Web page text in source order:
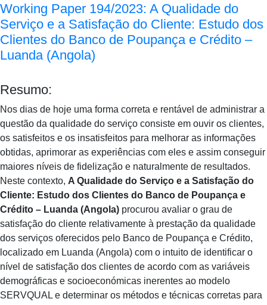
Working Paper 194/2023: A Qualidade do
Serviço e a Satisfação do Cliente: Estudo dos
Clientes do Banco de Poupança e Crédito –
Luanda (Angola)
Resumo:
Nos dias de hoje uma forma correta e rentável de administrar a
questão da qualidade do serviço consiste em ouvir os clientes,
os satisfeitos e os insatisfeitos para melhorar as informações
obtidas, aprimorar as experiências com eles e assim conseguir
maiores níveis de fidelização e naturalmente de resultados.
Neste contexto, A Qualidade do Serviço e a Satisfação do
Cliente: Estudo dos Clientes do Banco de Poupança e
Crédito – Luanda (Angola) procurou avaliar o grau de
satisfação do cliente relativamente à prestação da qualidade
dos serviços oferecidos pelo Banco de Poupança e Crédito,
localizado em Luanda (Angola) com o intuito de identificar o
nível de satisfação dos clientes de acordo com as variáveis
demográficas e socioeconómicas inerentes ao modelo
SERVQUAL e determinar os métodos e técnicas corretas para